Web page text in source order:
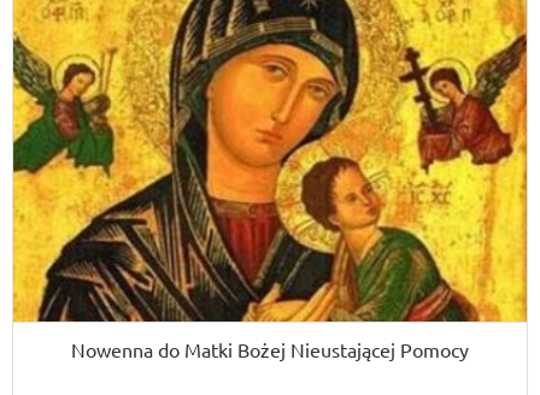
Nowenna do Matki Bożej Nieustającej Pomocy